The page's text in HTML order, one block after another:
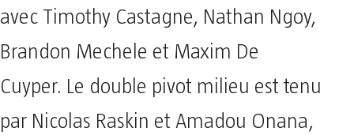
avec Timothy Castagne, Nathan Ngoy,
Brandon Mechele et Maxim De
Cuyper. Le double pivot milieu est tenu
par Nicolas Raskin et Amadou Onana,